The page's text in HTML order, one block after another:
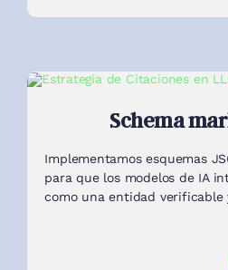
Schema
Implementamos esquemas
para que los modelos de IA
como una entidad